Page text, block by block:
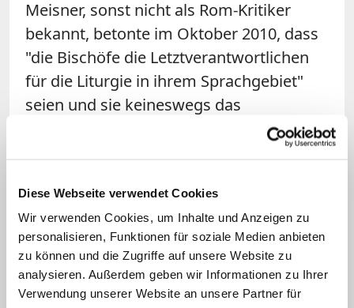
Diese Webseite verwendet Cookies
Wir verwenden Cookies, um Inhalte und Anzeigen zu
personalisieren, Funktionen für soziale Medien anbieten
zu können und die Zugriffe auf unsere Website zu
analysieren. Außerdem geben wir Informationen zu Ihrer
Verwendung unserer Website an unsere Partner für
Meisner, sonst nicht als Rom-Kritiker
bekannt, betonte im Oktober 2010, dass
"die Bischöfe die Letztverantwortlichen
für die Liturgie in ihrem Sprachgebiet"
seien und sie keineswegs das
"lateinische Sprachgewand übernehmen"
Wie weit die neue deutsche Übersetzung
2013 bereits gediehen war, wurde nicht
bekannt; der Text blieb vertraulich. Wer
jedoch wissen will, wie eine
wortwörtliche Übersetzung des